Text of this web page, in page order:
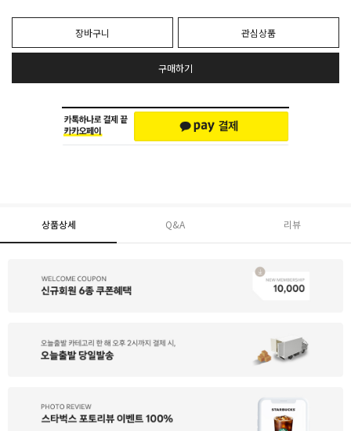
장바구니 관심상품
구매하기
상품상세 Q&A 리뷰